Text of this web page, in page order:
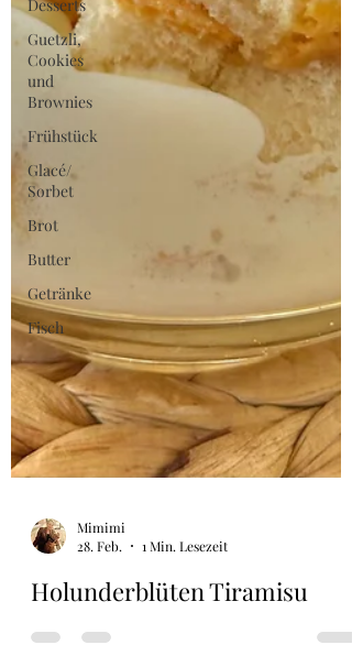
Desserts
Guetzli,
Cookies
und
Brownies
Frühstück
Glacé/
Sorbet
Brot
Butter
Getränke
Fisch
Mimimi